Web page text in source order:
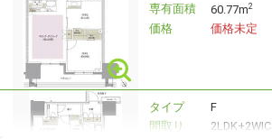
専有面積
60.77m2
価格 価格未定
タイプ
F
間取り
2LDK+2WIC